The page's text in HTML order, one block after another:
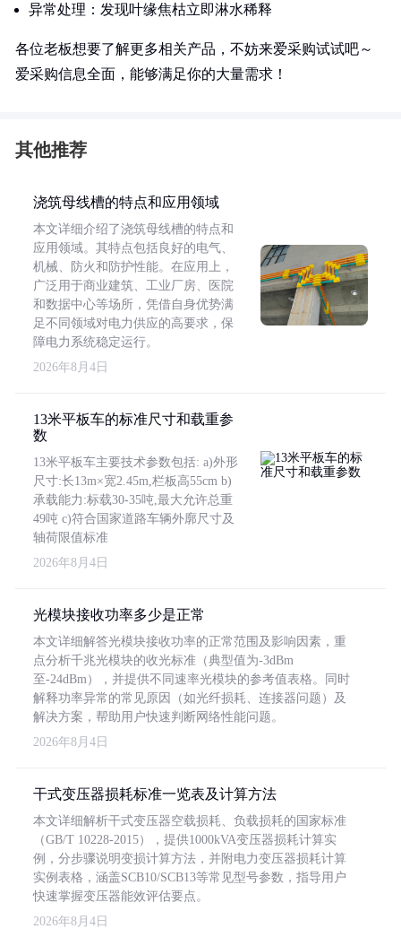
异常处理：发现叶缘焦枯立即淋水稀释
各位老板想要了解更多相关产品，不妨来爱采购试试吧～
爱采购信息全面，能够满足你的大量需求！
其他推荐
浇筑母线槽的特点和应用领域
本文详细介绍了浇筑母线槽的特点和
应用领域。其特点包括良好的电气、
机械、防火和防护性能。在应用上，
广泛用于商业建筑、工业厂房、医院
和数据中心等场所，凭借自身优势满
足不同领域对电力供应的高要求，保
障电力系统稳定运行。
2026年8月4日
13米平板车的标准尺寸和载重参
数
13米平板车主要技术参数包括: a)外形
尺寸:长13m×宽2.45m,栏板高55cm b)
承载能力:标载30-35吨,最大允许总重
49吨 c)符合国家道路车辆外廓尺寸及
轴荷限值标准
2026年8月4日
光模块接收功率多少是正常
本文详细解答光模块接收功率的正常范围及影响因素，重
点分析千兆光模块的收光标准（典型值为-3dBm
至-24dBm），并提供不同速率光模块的参考值表格。同时
解释功率异常的常见原因（如光纤损耗、连接器问题）及
解决方案，帮助用户快速判断网络性能问题。
2026年8月4日
干式变压器损耗标准一览表及计算方法
本文详细解析干式变压器空载损耗、负载损耗的国家标准
（GB/T 10228-2015），提供1000kVA变压器损耗计算实
例，分步骤说明变损计算方法，并附电力变压器损耗计算
实例表格，涵盖SCB10/SCB13等常见型号参数，指导用户
快速掌握变压器能效评估要点。
2026年8月4日